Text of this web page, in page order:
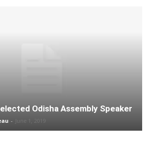
Odisha Assembly Speaker
- June 1, 2019